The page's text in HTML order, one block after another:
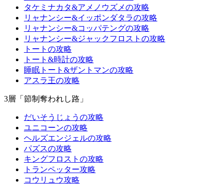
タケミナカタ&アメノウズメの攻略
リャナンシー&イッポンダタラの攻略
リャナンシー&コッパテングの攻略
リャナンシー&ジャックフロストの攻略
トートの攻略
トート&時計の攻略
睡眠トート&ザントマンの攻略
アスラ王の攻略
3層「節制奪われし路」
だいそうじょうの攻略
ユニコーンの攻略
ヘルズエンジェルの攻略
パズスの攻略
キングフロストの攻略
トランペッター攻略
コウリュウ攻略